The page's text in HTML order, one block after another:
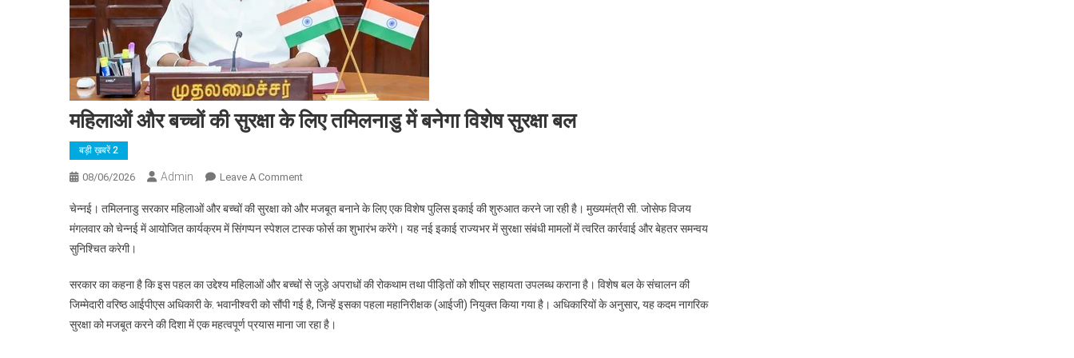
महिलाओं और बच्चों की सुरक्षा के लिए तमिलनाडु में बनेगा विशेष सुरक्षा बल
बड़ी ख़बरें 2
08/06/2026 Admin Leave A CommentOn
और
बच्चों
के
लिए
तमिलनाडु
चेन्नई। तमिलनाडु सरकार महिलाओं और बच्चों की सुरक्षा को और मजबूत बनाने के लिए एक विशेष पुलिस इकाई की शुरुआत करने जा रही है। मुख्यमंत्री सी. जोसेफ विजय
मंगलवार को चेन्नई में आयोजित कार्यक्रम में सिंगप्पन स्पेशल टास्क फोर्स का शुभारंभ करेंगे। यह नई इकाई राज्यभर में सुरक्षा संबंधी मामलों में त्वरित कार्रवाई और बेहतर समन्वय
सुनिश्चित करेगी।
सरकार का कहना है कि इस पहल का उद्देश्य महिलाओं और बच्चों से जुड़े अपराधों की रोकथाम तथा पीड़ितों को शीघ्र सहायता उपलब्ध कराना है। विशेष बल के संचालन की
जिम्मेदारी वरिष्ठ आईपीएस अधिकारी के. भवानीश्वरी को सौंपी गई है, जिन्हें इसका पहला महानिरीक्षक (आईजी) नियुक्त किया गया है। अधिकारियों के अनुसार, यह कदम नागरिक
सुरक्षा को मजबूत करने की दिशा में एक महत्वपूर्ण प्रयास माना जा रहा है।